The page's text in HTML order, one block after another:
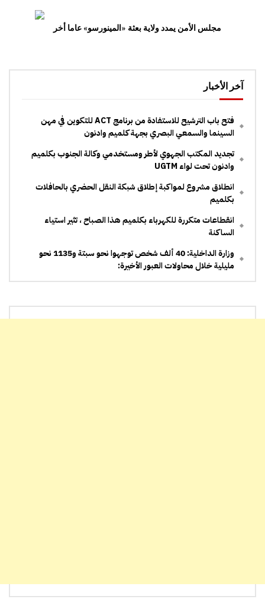
مجلس الأمن يمدد ولاية بعثة «المينورسو» عاما أخر
آخر الأخبار
فتح باب الترشيح للاستفادة من برنامج ACT للتكوين في مهن
السينما والسمعي البصري بجهة كلميم وادنون
تجديد المكتب الجهوي لأطر ومستخدمي وكالة الجنوب بكلميم
وادنون تحت لواء UGTM
انطلاق مشروع لمواكبة إطلاق شبكة النقل الحضري بالحافلات
بكلميم
انقطاعات متكررة للكهرباء بكلميم هذا الصباح ، تثير استياء
الساكنة
وزارة الداخلية: 40 ألف شخص توجهوا نحو سبتة و1135 نحو
مليلية خلال محاولات العبور الأخيرة: